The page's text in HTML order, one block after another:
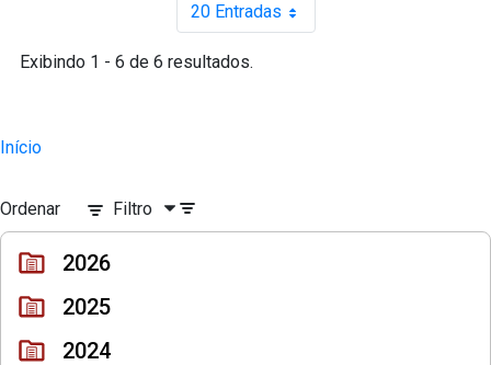
20 EntradasPor página
Exibindo 1 - 6 de 6 resultados.
Início
Ordenar Filtro
2026
2025
2024